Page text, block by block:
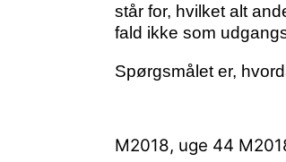
står for, hvilket alt
fald ikke som
Spørgsmålet er,
M2018, uge 44